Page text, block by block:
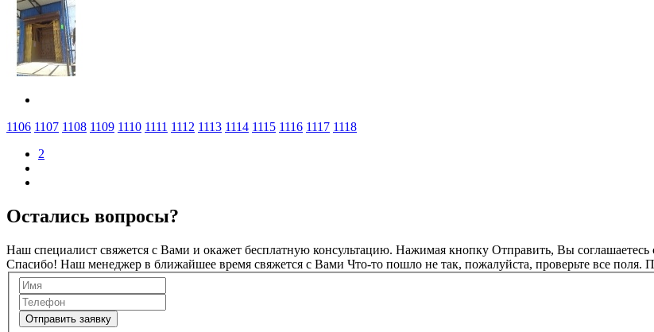
1106 1107 1108 1109 1110 1111 1112 1113 1114 1115 1116 1117 1118
2
Остались вопросы?
Наш специалист свяжется с Вами и окажет бесплатную консультацию. Нажимая кнопку Отправить, Вы
Спасибо! Наш менеджер в ближайшее время свяжется с Вами Что-то пошло не так, пожалуйста, проверьте все поля.
Отправить заявку